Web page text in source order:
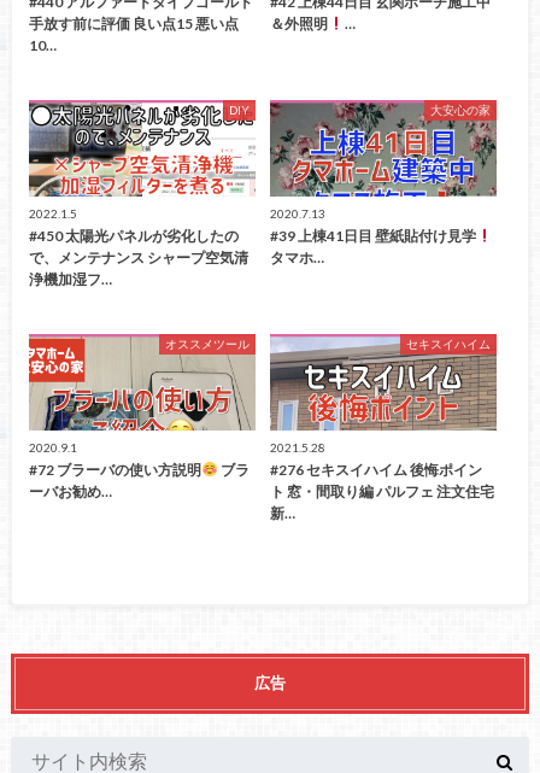
手放す前に評価 良い点15 悪い点
10…
＆外照明
…
DIY
2022.1.5
#450 太陽光パネルが劣化したの
で、メンテナンス シャープ空気清
浄機加湿フ…
大安心の家
2020.7.13
#39 上棟41日目 壁紙貼付け見学
タマホ…
オススメツール
2020.9.1
#72 ブラーバの使い方説明
ブラ
ーバお勧め…
セキスイハイム
2021.5.28
#276 セキスイハイム 後悔ポイン
ト 窓・間取り編 パルフェ 注文住宅
新…
広告